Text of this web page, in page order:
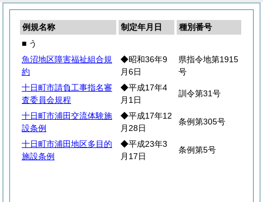
例規名称 制定年月日
種別番号
■ う
魚沼地区障害福祉組合規
約
◆昭和36年9
月6日
県指令地第1915
号
十日町市請負工事指名審
査委員会規程
◆平成17年4
月1日
訓令第31号
十日町市浦田交流体験施
設条例
◆平成17年12
月28日
条例第305号
十日町市浦田地区多目的
施設条例
◆平成23年3
月17日
条例第5号